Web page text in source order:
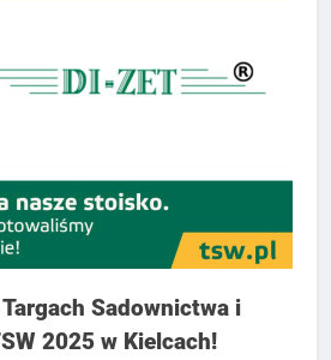
Sadownictwa i
2025 w Kielcach!